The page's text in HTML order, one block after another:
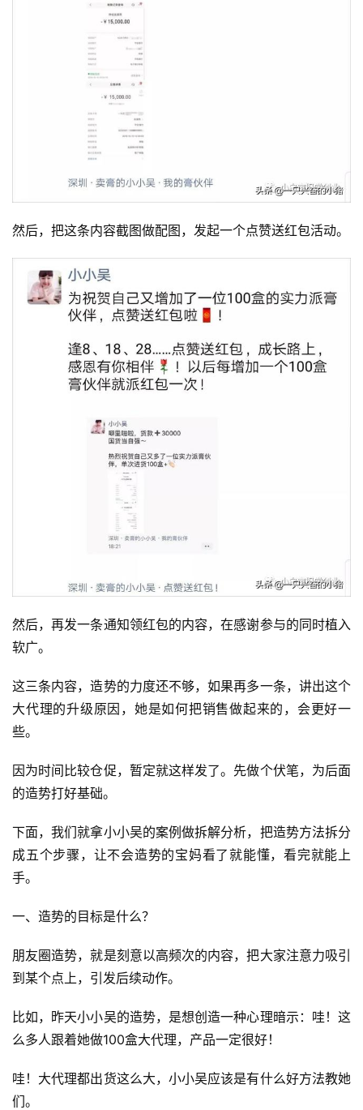
然后，把这条内容截图做配图，发起一个点赞送红包活动。
然后，再发一条通知领红包的内容，在感谢参与的同时植入
软广。
这三条内容，造势的力度还不够，如果再多一条，讲出这个
大代理的升级原因，她是如何把销售做起来的，会更好一
些。
因为时间比较仓促，暂定就这样发了。先做个伏笔，为后面
的造势打好基础。
下面，我们就拿小小吴的案例做拆解分析，把造势方法拆分
成五个步骤，让不会造势的宝妈看了就能懂，看完就能上
手。
一、造势的目标是什么？
朋友圈造势，就是刻意以高频次的内容，把大家注意力吸引
到某个点上，引发后续动作。
比如，昨天小小吴的造势，是想创造一种心理暗示：哇！这
么多人跟着她做100盒大代理，产品一定很好！
哇！大代理都出货这么大，小小吴应该是有什么好方法教她
们。